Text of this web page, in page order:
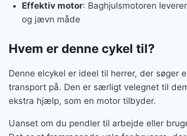
Effektiv motor: Baghjulsmotoren
og jævn måde
Hvem er denne cykel til?
Denne elcykel er ideel til herrer, der søger
transport på. Den er særligt velegnet til
ekstra hjælp, som en motor tilbyder.
Uanset om du pendler til arbejde eller